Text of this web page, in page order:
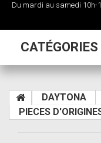
Du mardi au samedi 10h-
CATÉGORIES
DAYTONA
PIECES